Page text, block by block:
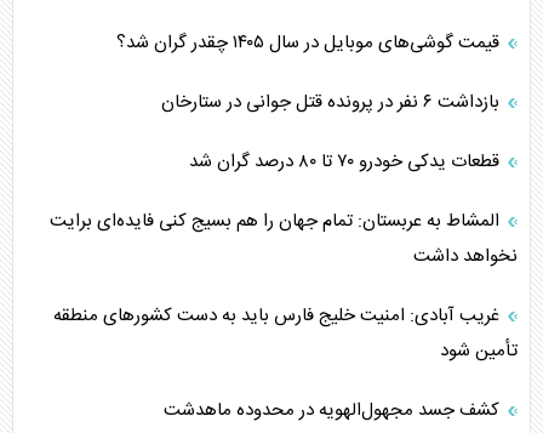
قیمت گوشی‌های موبایل در سال ۱۴۰۵ چقدر گران شد؟
بازداشت ۶ نفر در پرونده قتل جوانی در ستارخان
قطعات یدکی خودرو ۷۰ تا ۸۰ درصد گران شد
المشاط به عربستان: تمام جهان را هم بسیج کنی فایده‌ای برایت
نخواهد داشت
غریب آبادی: امنیت خلیج فارس باید به دست کشورهای منطقه
تأمین شود
کشف جسد مجهول‌الهویه در محدوده ماهدشت